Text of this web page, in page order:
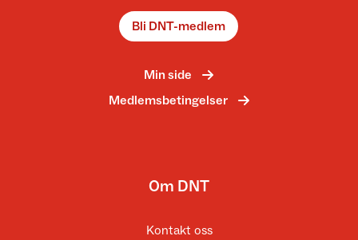
Bli DNT-medlem
Min side
Medlemsbetingelser
Om DNT
Kontakt oss